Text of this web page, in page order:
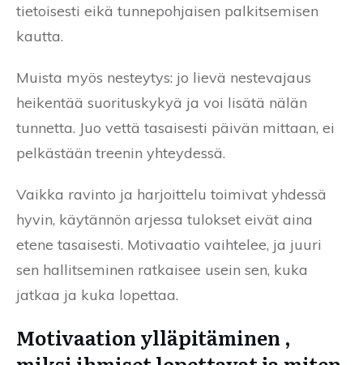
tietoisesti eikä tunnepohjaisen palkitsemisen
kautta.
Muista myös nesteytys: jo lievä nestevajaus
heikentää suorituskykyä ja voi lisätä nälän
tunnetta. Juo vettä tasaisesti päivän mittaan, ei
pelkästään treenin yhteydessä.
Vaikka ravinto ja harjoittelu toimivat yhdessä
hyvin, käytännön arjessa tulokset eivät aina
etene tasaisesti. Motivaatio vaihtelee, ja juuri
sen hallitseminen ratkaisee usein sen, kuka
jatkaa ja kuka lopettaa.
Motivaation ylläpitäminen ,